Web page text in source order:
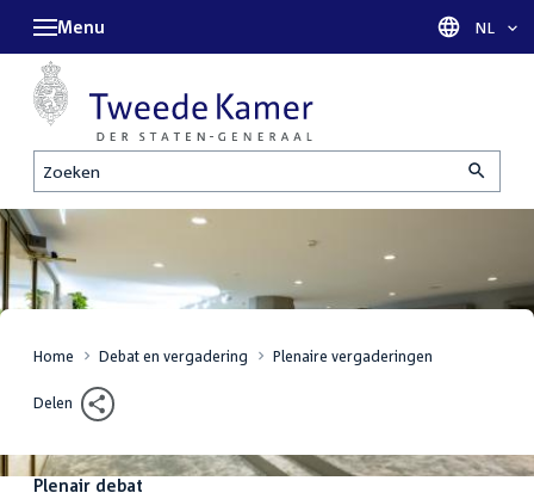
Zoeken
Menu Taal
NL
Home Debat en vergadering Plenaire vergaderingen
Delen
Plenair debat